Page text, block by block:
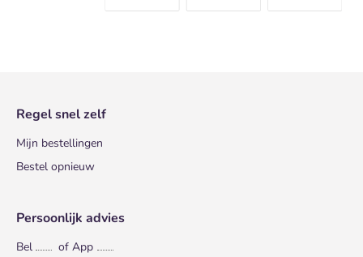
Regel snel zelf
Mijn bestellingen
Bestel opnieuw
Persoonlijk advies
Bel
of App